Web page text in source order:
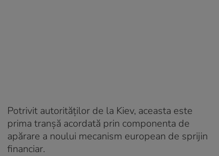
Potrivit autorităților de la Kiev, aceasta este
prima tranșă acordată prin componenta de
apărare a noului mecanism european de sprijin
financiar.